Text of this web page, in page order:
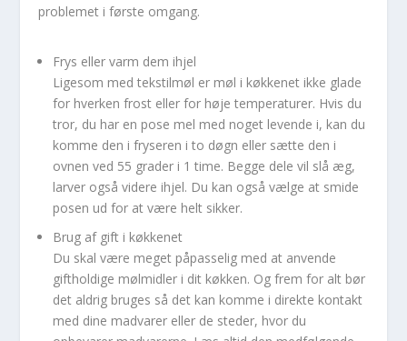
problemet i første omgang.
Frys eller varm dem ihjel
Ligesom med tekstilmøl er møl i køkkenet ikke glade
for hverken frost eller for høje temperaturer. Hvis du
tror, du har en pose mel med noget levende i, kan du
komme den i fryseren i to døgn eller sætte den i
ovnen ved 55 grader i 1 time. Begge dele vil slå æg,
larver også videre ihjel. Du kan også vælge at smide
posen ud for at være helt sikker.
Brug af gift i køkkenet
Du skal være meget påpasselig med at anvende
giftholdige mølmidler i dit køkken. Og frem for alt bør
det aldrig bruges så det kan komme i direkte kontakt
med dine madvarer eller de steder, hvor du